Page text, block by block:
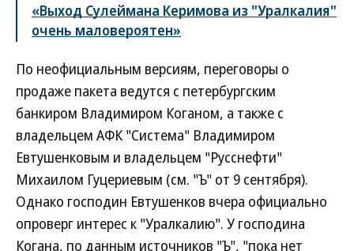
«Выход Сулеймана Керимова из "Уралкалия"
очень маловероятен»
По неофициальным версиям, переговоры о
продаже пакета ведутся с петербургским
банкиром Владимиром Коганом, а также с
владельцем АФК "Система" Владимиром
Евтушенковым и владельцем "Русснефти"
Михаилом Гуцериевым (см. "Ъ" от 9 сентября).
Однако господин Евтушенков вчера официально
опроверг интерес к "Уралкалию". У господина
Когана, по данным источников "Ъ", "пока нет